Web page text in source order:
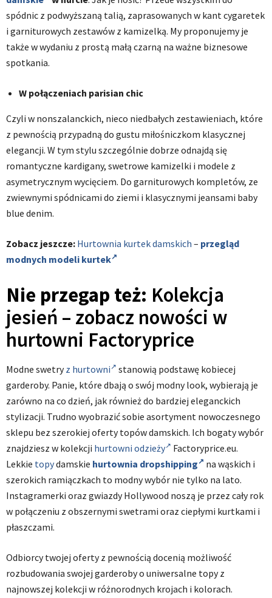
spódnic z podwyższaną talią, zaprasowanych w kant cygaretek
i garniturowych zestawów z kamizelką. My proponujemy je
także w wydaniu z prostą małą czarną na ważne biznesowe
spotkania.
W połączeniach parisian chic
Czyli w nonszalanckich, nieco niedbałych zestawieniach, które
z pewnością przypadną do gustu miłośniczkom klasycznej
elegancji. W tym stylu szczególnie dobrze odnajdą się
romantyczne kardigany, swetrowe kamizelki i modele z
asymetrycznym wycięciem. Do garniturowych kompletów, ze
zwiewnymi spódnicami do ziemi i klasycznymi jeansami baby
blue denim.
Zobacz jeszcze: Hurtownia kurtek damskich – przegląd
modnych modeli kurtek
Nie przegap też: Kolekcja
jesień – zobacz nowości w
hurtowni Factoryprice
Modne swetryz hurtowni
stanowią podstawę kobiecej
garderoby. Panie, które dbają o swój modny look, wybierają je
zarówno na co dzień, jak również do bardziej eleganckich
stylizacji. Trudno wyobrazić sobie asortyment nowoczesnego
sklepu bez szerokiej oferty topów damskich. Ich bogaty wybór
znajdziesz w kolekcji hurtowni odzieży
Factoryprice.eu.
Lekkie topydamskie hurtownia dropshipping
na wąskich i
szerokich ramiączkach to modny wybór nie tylko na lato.
Instagramerki oraz gwiazdy Hollywood noszą je przez cały rok
w połączeniu z obszernymi swetrami oraz ciepłymi kurtkami i
płaszczami.
Odbiorcy twojej oferty z pewnością docenią możliwość
rozbudowania swojej garderoby o uniwersalne topy z
najnowszej kolekcji w różnorodnych krojach i kolorach.